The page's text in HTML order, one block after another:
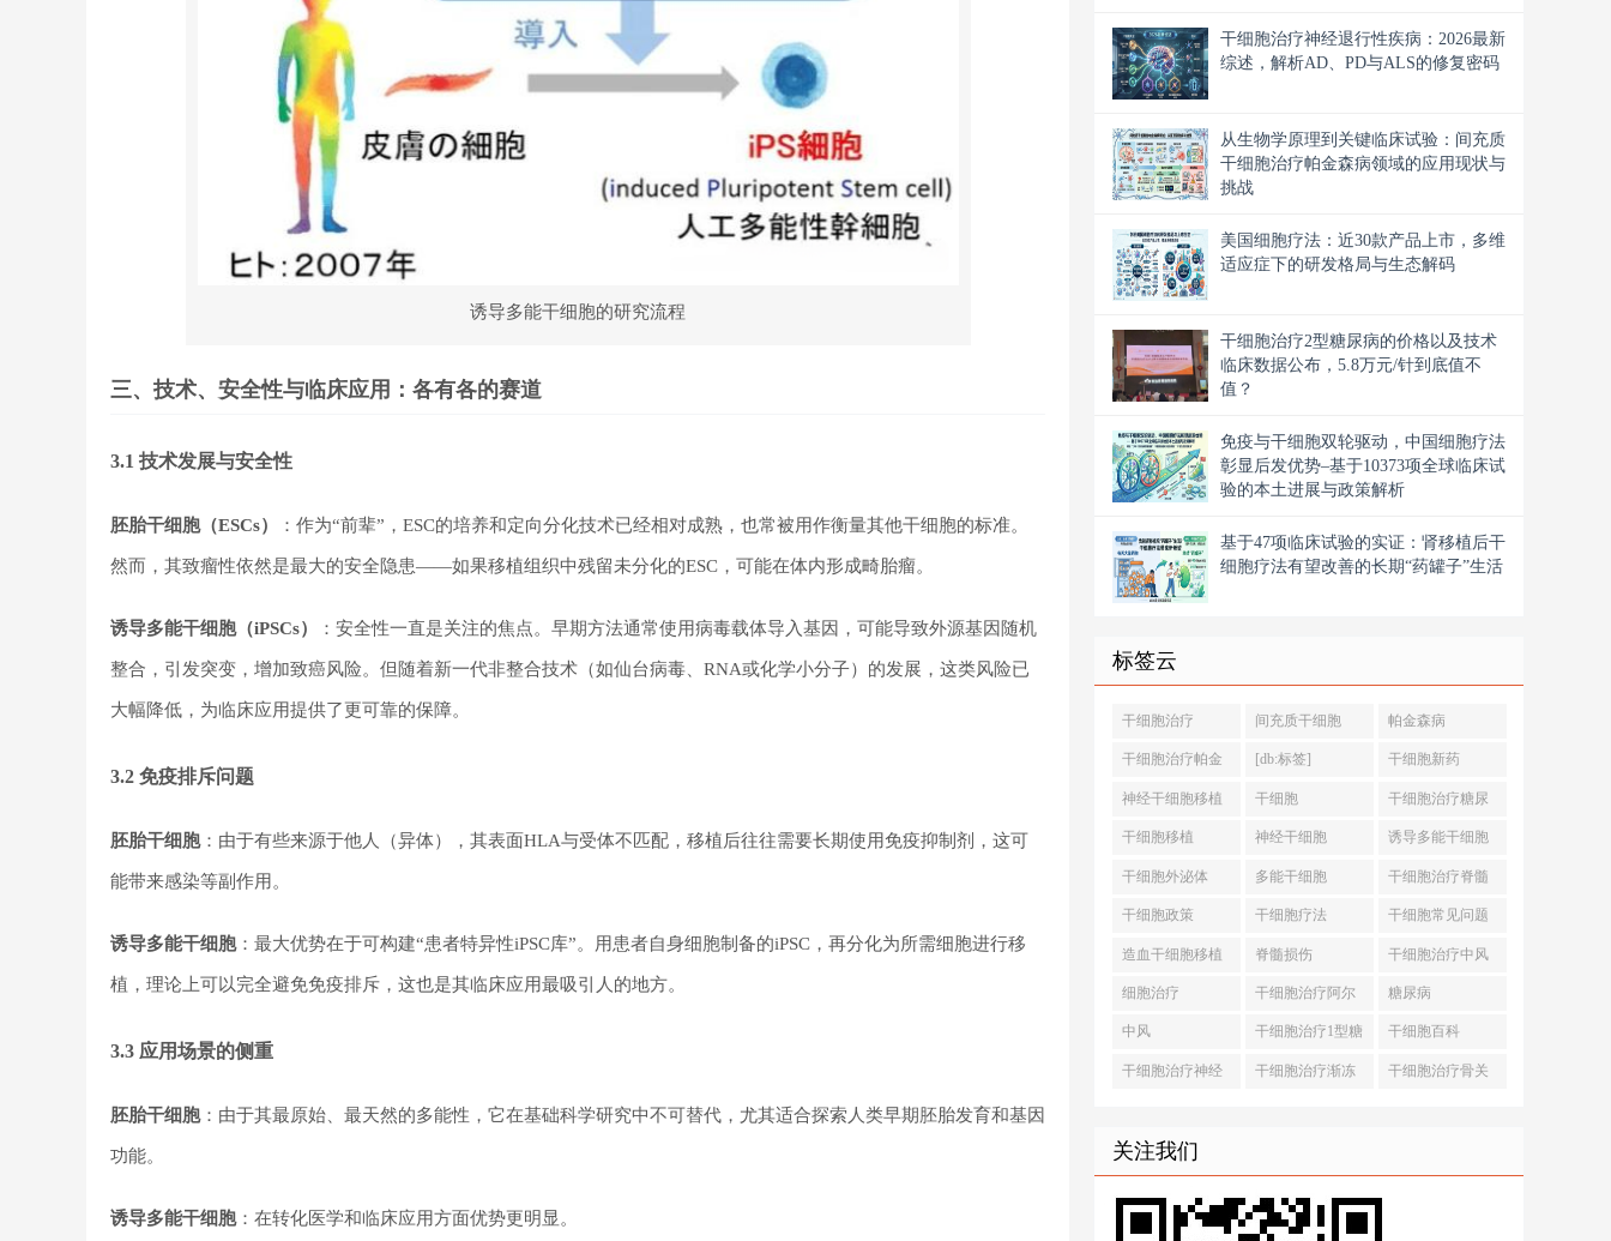
诱导多能干细胞的研究流程
三、技术、安全性与临床应用：各有各的赛道
3.1 技术发展与安全性
胚胎干细胞（ESCs） ：作为“前辈”，ESC的培养和定向分化技术已经相对成熟，也常被用作衡量其他干细胞的标准。
然而，其致瘤性依然是最大的安全隐患——如果移植组织中残留未分化的ESC，可能在体内形成畸胎瘤。
诱导多能干细胞（iPSCs） ：安全性一直是关注的焦点。早期方法通常使用病毒载体导入基因，可能导致外源基因随机
整合，引发突变，增加致癌风险。但随着新一代非整合技术（如仙台病毒、RNA或化学小分子）的发展，这类风险已
大幅降低，为临床应用提供了更可靠的保障。
3.2 免疫排斥问题
胚胎干细胞：由于有些来源于他人（异体），其表面HLA与受体不匹配，移植后往往需要长期使用免疫抑制剂，这可
能带来感染等副作用。
诱导多能干细胞：最大优势在于可构建“患者特异性iPSC库”。用患者自身细胞制备的iPSC，再分化为所需细胞进行移
植，理论上可以完全避免免疫排斥，这也是其临床应用最吸引人的地方。
3.3 应用场景的侧重
胚胎干细胞：由于其最原始、最天然的多能性，它在基础科学研究中不可替代，尤其适合探索人类早期胚胎发育和基因
功能。
诱导多能干细胞：在转化医学和临床应用方面优势更明显。
干细胞治疗神经退行性疾病：2026最新
综述，解析AD、PD与ALS的修复密码
从生物学原理到关键临床试验：间充质
干细胞治疗帕金森病领域的应用现状与
挑战
美国细胞疗法：近30款产品上市，多维
适应症下的研发格局与生态解码
干细胞治疗2型糖尿病的价格以及技术
临床数据公布，5.8万元/针到底值不
值？
免疫与干细胞双轮驱动，中国细胞疗法
彰显后发优势–基于10373项全球临床试
验的本土进展与政策解析
基于47项临床试验的实证：肾移植后干
细胞疗法有望改善的长期“药罐子”生活
标签云
干细胞治疗 间充质干细胞 帕金森病
干细胞治疗帕金
森病
[db:标签] 干细胞新药
神经干细胞移植 干细胞 干细胞治疗糖尿
病
干细胞移植 神经干细胞 诱导多能干细胞
干细胞外泌体 多能干细胞 干细胞治疗脊髓
损伤
干细胞政策 干细胞疗法 干细胞常见问题
造血干细胞移植 脊髓损伤 干细胞治疗中风
细胞治疗 干细胞治疗阿尔
茨海默病
糖尿病
中风 干细胞治疗1型糖
尿病
干细胞百科
干细胞治疗神经 干细胞治疗渐冻 干细胞治疗骨关
关注我们